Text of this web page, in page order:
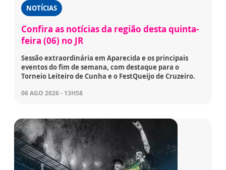
NOTÍCIAS
Confira as notícias da região desta quinta-
feira (06) no JR
Sessão extraordinária em Aparecida e os principais
eventos do fim de semana, com destaque para o
Torneio Leiteiro de Cunha e o FestQueijo de Cruzeiro.
06 AGO 2026 - 13H58